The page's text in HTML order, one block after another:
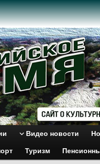
Видео новости
Туризм